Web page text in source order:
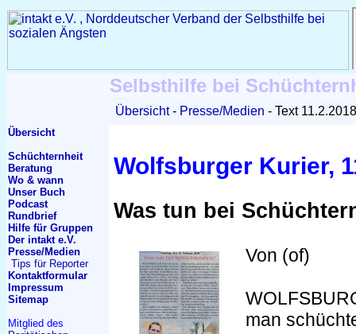
Selbsthilfe bei
Übersicht Presse/Medien Text 11.2.2018
Übersicht
Schüchternheit
Beratung
Wo & wann
Unser Buch
Podcast
Rundbrief
Hilfe für Gruppen
Der intakt e.V.
Presse/Medien
Tips für Reporter
Kontaktformular
Impressum
Sitemap
Mitglied des
Wolfsburger Kurier,
Was tun bei
Von (of)
man